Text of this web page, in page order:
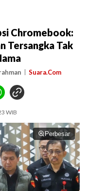
Chromebook:
Tersangka Tak
Suara.Com
WIB
Perbesar